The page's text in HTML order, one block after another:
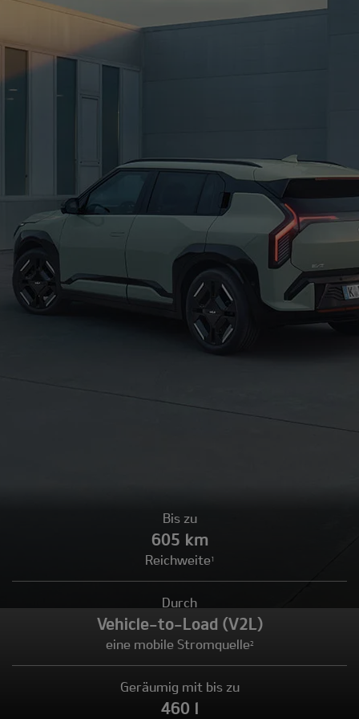
Bis zu
605 km
Reichweite1
Durch
Vehicle-to-Load (V2L)
eine mobile Stromquelle2
Geräumig mit bis zu
460 l